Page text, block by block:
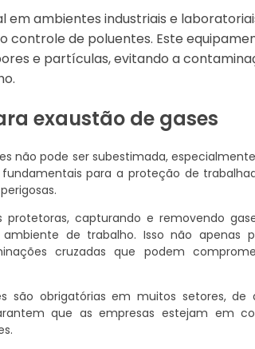
em ambientes industriais e
controle de poluentes. Este
e partículas, evitando a
exaustão de gases
não pode ser subestimada,
fundamentais para a proteção de
capturando e removendo
de trabalho. Isso não apenas
cruzadas que podem
são obrigatórias em muitos setores, de
que as empresas estejam em